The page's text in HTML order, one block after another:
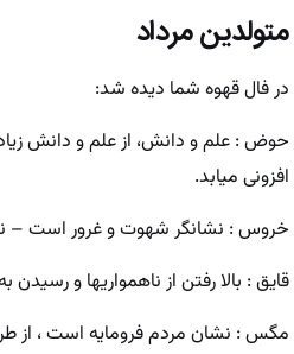
متولدین مرداد
در فال قهوه شما دیده شد:
حوض : علم و دانش، از علم و دانش
افزونی میابد.
خروس : نشانگر شهوت و غرور است –
قایق : بالا رفتن از ناهمواریها و
مگس : نشان مردم فرومایه است ، از